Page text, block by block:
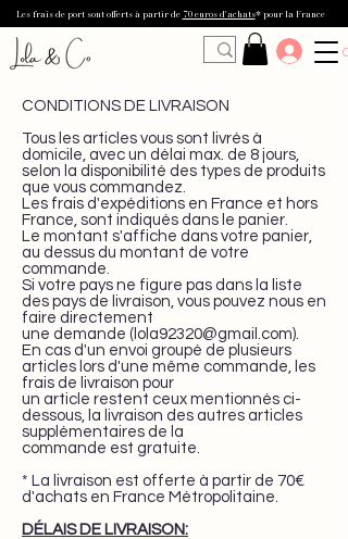
Les frais de port sont offerts à partir de 70 euros d'achats* pour la France
Se
CONDITIONS DE LIVRAISON
Tous les articles vous sont livrés à
domicile, avec un délai max. de 8 jours,
selon la disponibilité des types de produits
que vous commandez.
Les frais d'expéditions en France et hors
France, sont indiqués dans le panier.
Le montant s'affiche dans votre panier,
au dessus du montant de votre
commande.
Si votre pays ne figure pas dans la liste
des pays de livraison, vous pouvez nous en
faire directement
une demande ( lola92320@gmail.com).
En cas d'un envoi groupé de plusieurs
articles lors d'une même commande, les
frais de livraison pour
un article restent ceux mentionnés ci-
dessous, la livraison des autres articles
supplémentaires de la
commande est gratuite.
* La livraison est offerte à partir de 70€
d'achats en France Métropolitaine.
DÉLAIS DE LIVRAISON: